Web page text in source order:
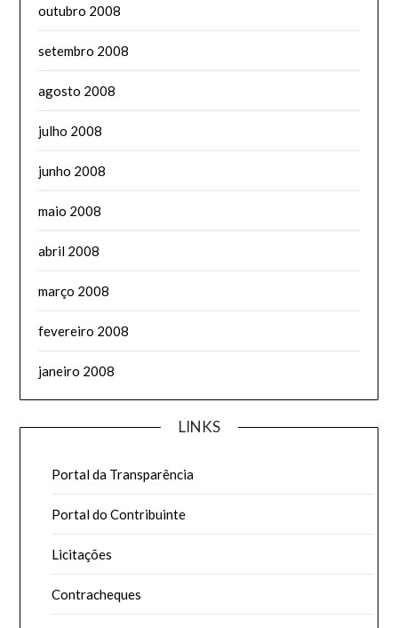
outubro 2008
setembro 2008
agosto 2008
julho 2008
junho 2008
maio 2008
abril 2008
março 2008
fevereiro 2008
janeiro 2008
LINKS
Portal da Transparência
Portal do Contribuinte
Licitações
Contracheques